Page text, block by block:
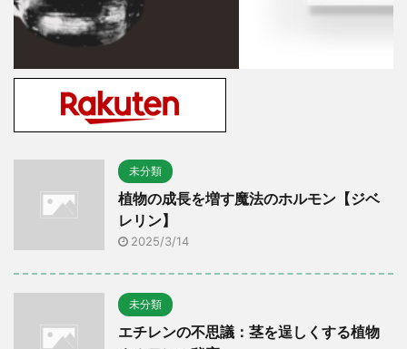
未分類
植物の成長を増す魔法のホルモン【ジベ
レリン】
2025/3/14
未分類
エチレンの不思議：茎を逞しくする植物